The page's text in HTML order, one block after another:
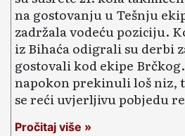
na gostovanju u Tešnju
zadržala vodeću poziciju.
iz Bihaća odigrali su derbi
gostovali kod ekipe
napokon prekinuli loš niz,
se reći uvjerljivu pobjedu
Pročitaj više »